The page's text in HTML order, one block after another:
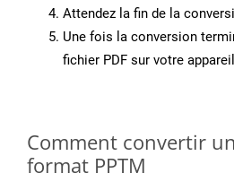
Attendez la fin de la
Une fois la conversion
fichier PDF sur votre
Comment convertir
format PPTM